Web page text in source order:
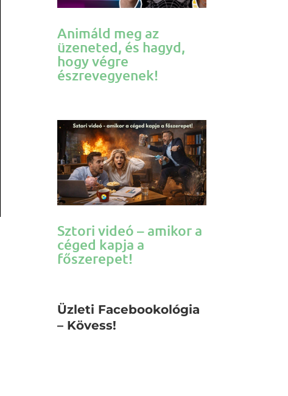
Animáld meg az
üzeneted, és hagyd,
hogy végre
észrevegyenek!
Sztori videó – amikor a
céged kapja a
főszerepet!
Üzleti Facebookológia
– Kövess!